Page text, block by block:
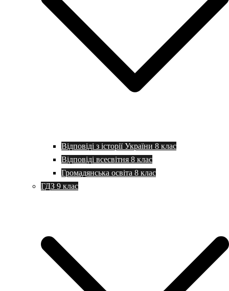
Відповіді з історії України 8 клас
Відповіді всесвітня 8 клас
Громадянська освіта 8 клас
ГДЗ 9 клас